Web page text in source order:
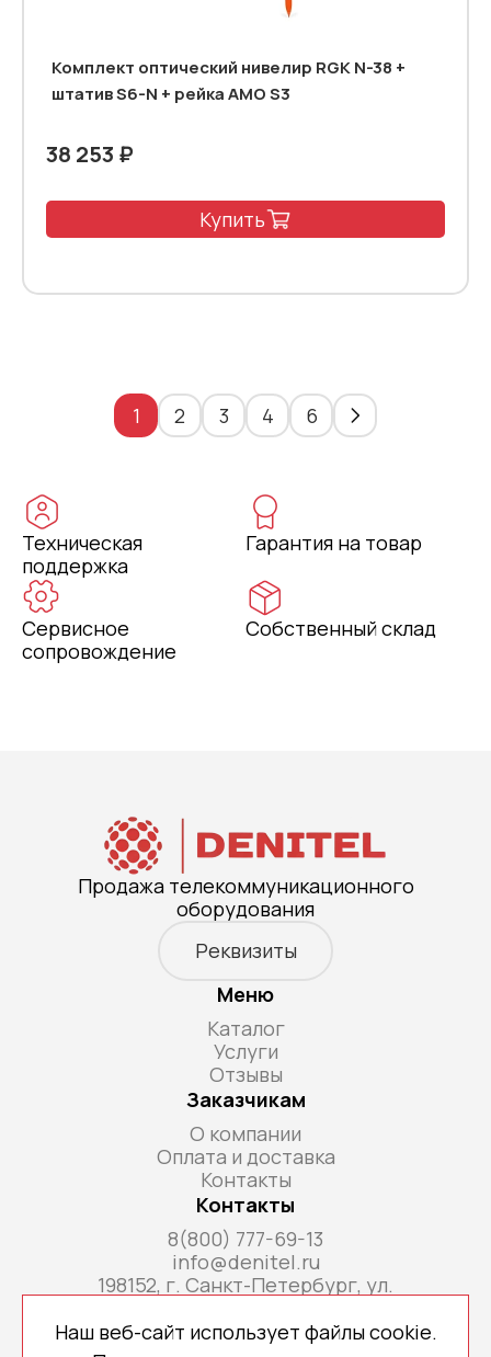
Комплект оптический нивелир RGK N-38 +
штатив S6-N + рейка AMO S3
38 253 ₽
Купить
1 2 3 4 6
Техническая
поддержка
Гарантия на товар
Сервисное
сопровождение
Собственный склад
Продажа телекоммуникационного
оборудования
Реквизиты
Меню
Каталог
Услуги
Отзывы
Заказчикам
О компании
Оплата и доставка
Контакты
Контакты
8(800) 777-69-13
info@denitel.ru
198152, г. Санкт-Петербург, ул.
Н, ком. офис 213А
Наш веб-сайт использует файлы cookie.